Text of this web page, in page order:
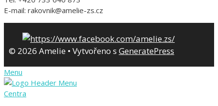
E-mail: rakovnik@amelie-zs.cz
© 2026 Amelie • Vytvořeno s GeneratePress
Menu
Centra